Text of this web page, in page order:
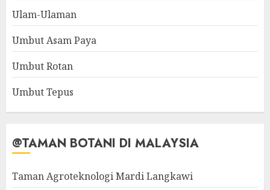
Ulam-Ulaman
Umbut Asam Paya
Umbut Rotan
Umbut Tepus
@TAMAN BOTANI DI MALAYSIA
Taman Agroteknologi Mardi Langkawi